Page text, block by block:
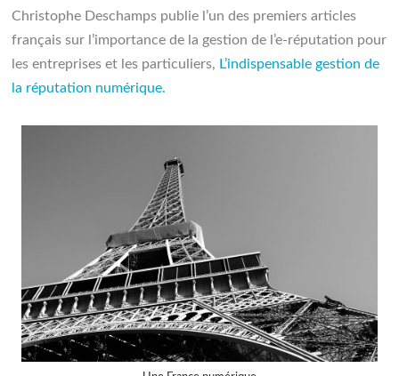
Christophe Deschamps publie l’un des premiers articles
français sur l’importance de la gestion de l’e-réputation pour
les entreprises et les particuliers, L’indispensable gestion de
la réputation numérique.